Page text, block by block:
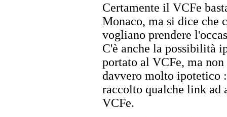
Certamente il VCFe
Monaco, ma si dice che
vogliano prendere
C'è anche la possibilità
portato al VCFe, ma non
davvero molto ipotetico
raccolto qualche link ad
VCFe.